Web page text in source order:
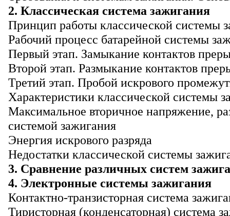
2. Классическая система зажигания
Принцип работы классической системы
Рабочий процесс батарейной системы
Первый этап. Замыкание контактов
Второй этап. Размыкание контактов
Третий этап. Пробой искрового
Характеристики классической системы
Максимальное вторичное напряжение,
системой зажигания
Энергия искрового разряда
Недостатки классической системы
3. Сравнение различных систем
4. Электронные системы зажигания
Контактно-транзисторная система
Тиристорная (конденсаторная) система